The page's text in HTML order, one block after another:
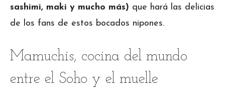
sashimi, maki y mucho más) que hará las delicias
de los fans de estos bocados nipones.
Mamuchis, cocina del mundo
entre el Soho y el muelle